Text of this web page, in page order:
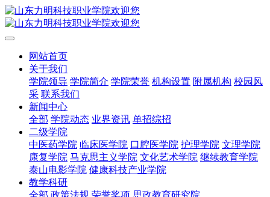
网站首页
关于我们
学院领导 学院简介 学院荣誉 机构设置 附属机构 校园风
采 联系我们
新闻中心
全部 学院动态 业界资讯 单招综招
二级学院
中医药学院 临床医学院 口腔医学院 护理学院 文理学院
康复学院 马克思主义学院 文化艺术学院 继续教育学院
泰山电影学院 健康科技产业学院
教学科研
全部 政策法规 荣誉奖项 思政教育研究院